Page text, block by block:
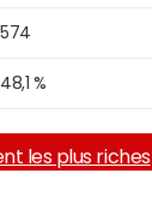
574
48,1 %
les plus riches